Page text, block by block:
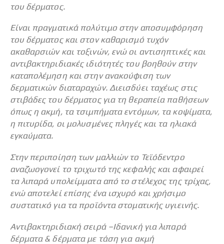
του δέρματος.
Είναι πραγματικά πολύτιμο στην αποσυμφόρηση
του δέρματος και στον καθαρισμό τυχόν
ακαθαρσιών και τοξινών, ενώ οι αντισηπτικές και
αντιβακτηριδιακές ιδιότητές του βοηθούν στην
καταπολέμηση και στην ανακούφιση των
δερματικών διαταραχών. Διεισδύει ταχέως στις
στιβάδες του δέρματος για τη θεραπεία παθήσεων
όπως η ακμή, τα τσιμπήματα εντόμων, τα κοψίματα,
η πιτυρίδα, οι μολυσμένες πληγές και τα ηλιακά
εγκαύματα.
Στην περιποίηση των μαλλιών το Τεϊόδεντρο
αναζωογονεί το τριχωτό της κεφαλής και αφαιρεί
τα λιπαρά υπολείμματα από το στέλεχος της τρίχας,
ενώ αποτελεί επίσης ένα ισχυρό και χρήσιμο
συστατικό για τα προϊόντα στοματικής υγιεινής.
Αντιβακτηριδιακή σειρά –Ιδανική για λιπαρά
δέρματα & δέρματα με τάση για ακμή